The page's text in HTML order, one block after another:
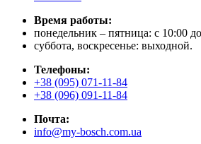
Время работы:
понедельник – пятница: с 10:00
суббота, воскресенье: выходной.
Телефоны:
+38 (095) 071-11-84
+38 (096) 091-11-84
Почта:
info@my-bosch.com.ua